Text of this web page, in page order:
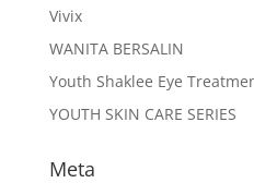
Vivix
WANITA BERSALIN
Youth Shaklee Eye
YOUTH SKIN CARE SERIES
Meta